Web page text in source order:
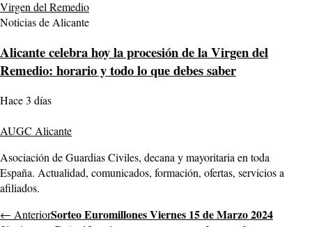
Noticias de Alicante
Alicante celebra hoy la procesión de la Virgen del
Remedio: horario y todo lo que debes saber
Hace 3 días
AUGC Alicante
Asociación de Guardias Civiles, decana y mayoritaria en toda
España. Actualidad, comunicados, formación, ofertas, servicios a
afiliados.
← AnteriorSorteo Euromillones Viernes 15 de Marzo 2024